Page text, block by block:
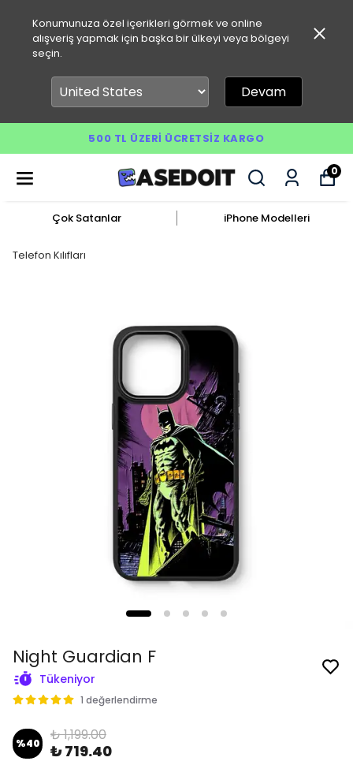
Konumunuza özel içerikleri görmek ve online
alışveriş yapmak için başka bir ülkeyi veya bölgeyi
seçin.
Devam
500 TL ÜZERI ÜCRETSIZ KARGO
0
Çok Satanlar iPhone Modelleri
Telefon Kılıfları
Night Guardian F
Tükeniyor
1 değerlendirme
%40 ₺ 1,199.00
₺ 719.40